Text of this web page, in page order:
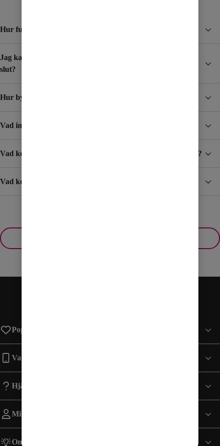
Hur funkar Surfpaket?
Jag kar skaffat ett Surfpaket, hur vet jag när det börjar ta
slut?
Hur byter jag mobilabonnemang?
Vad ingår i abonnemangen?
Vad kostar det att ta emot SMS/MMS när jag är utomlands?
Vad kostar det att surfa och ringa till och från utlandet?
Populära sidor
Varumärken
Hjälp
Mitt Konto
Om Comviq